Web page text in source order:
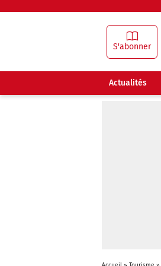
S'abonner
Actualités